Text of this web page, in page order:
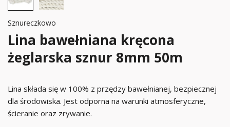
Sznureczkowo
Lina bawełniana kręcona
żeglarska sznur 8mm 50m
Lina składa się w 100% z przędzy bawełnianej, bezpiecznej
dla środowiska. Jest odporna na warunki atmosferyczne,
ścieranie oraz zrywanie.